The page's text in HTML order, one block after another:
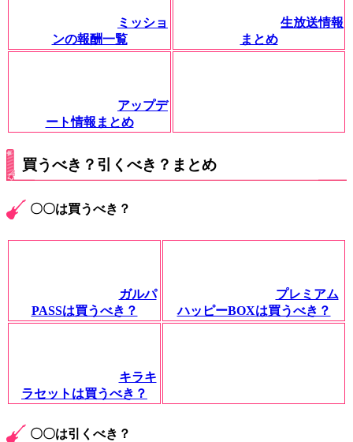
ミッショ
ンの報酬一覧
生放送情報
まとめ
アップデ
ート情報まとめ
買うべき？引くべき？まとめ
〇〇は買うべき？
ガルパ
PASSは買うべき？
プレミアム
ハッピーBOXは買うべき？
キラキ
ラセットは買うべき？
〇〇は引くべき？